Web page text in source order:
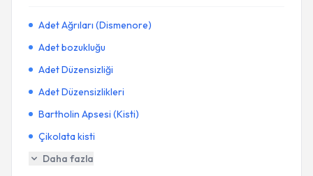
Adet Ağrıları (Dismenore)
Adet bozukluğu
Adet Düzensizliği
Adet Düzensizlikleri
Bartholin Apsesi (Kisti)
Çikolata kisti
Daha fazla